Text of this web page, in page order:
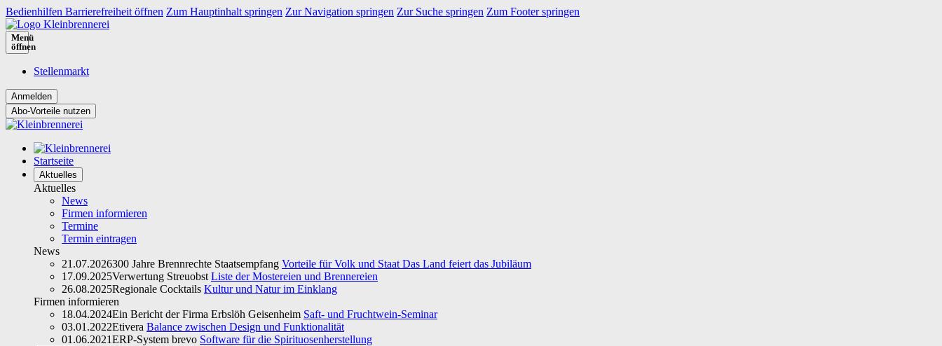
Bedienhilfen Barrierefreiheit öffnen Zum Hauptinhalt springen Zur Navigation springen Zur Suche springen Zum Footer springen
Menü
öffnen
Stellenmarkt
Abo-Vorteile nutzen
Startseite
Aktuelles
Aktuelles
News
Firmen informieren
Termine
Termin eintragen
News
21.07.2026300 Jahre Brennrechte Staatsempfang Vorteile für Volk und Staat Das Land feiert das Jubiläum
17.09.2025Verwertung Streuobst Liste der Mostereien und Brennereien
26.08.2025Regionale Cocktails Kultur und Natur im Einklang
Firmen informieren
18.04.2024Ein Bericht der Firma Erbslöh Geisenheim Saft- und Fruchtwein-Seminar
03.01.2022Etivera Balance zwischen Design und Funktionalität
01.06.2021ERP-System brevo Software für die Spirituosenherstellung